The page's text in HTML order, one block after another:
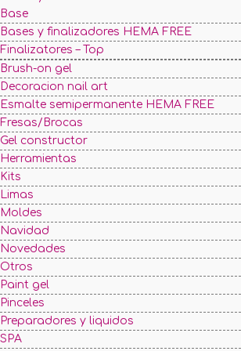
Base
Bases y finalizadores HEMA FREE
Finalizatores – Top
Brush-on gel
Decoracion nail art
Esmalte semipermanente HEMA FREE
Fresas/Brocas
Gel constructor
Herramientas
Kits
Limas
Moldes
Navidad
Novedades
Otros
Paint gel
Pinceles
Preparadores y liquidos
SPA